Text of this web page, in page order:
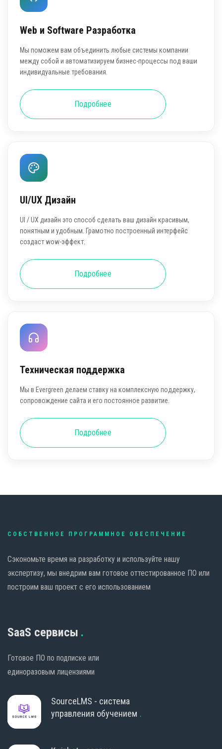
Web и Software Разработка
Мы поможем вам объединить любые системы компании
между собой и автоматизируем бизнес-процессы под ваши
индивидуальные требования.
Подробнее
UI/UX Дизайн
UI / UX дизайн это способ сделать ваш дизайн красивым,
понятным и удобным. Грамотно построенный интерфейс
создаст wow-эффект.
Подробнее
Техническая поддержка
Мы в Evergreen делаем ставку на комплексную поддержку,
сопровождение сайта и его постоянное развитие.
Подробнее
СОБСТВЕННОЕ ПРОГРАММНОЕ ОБЕСПЕЧЕНИЕ
Сэкономьте время на разработку и используйте нашу
экспертизу, мы внедрим вам готовое оттестированное ПО или
построим ваш проект с его использованием
SaaS сервисы
Готовое ПО по подписке или
единоразовым лицензиями
SourceLMS - система
управления обучением